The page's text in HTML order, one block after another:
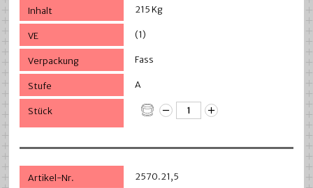
215 Kg
(1)
Fass
A
2570.21,5